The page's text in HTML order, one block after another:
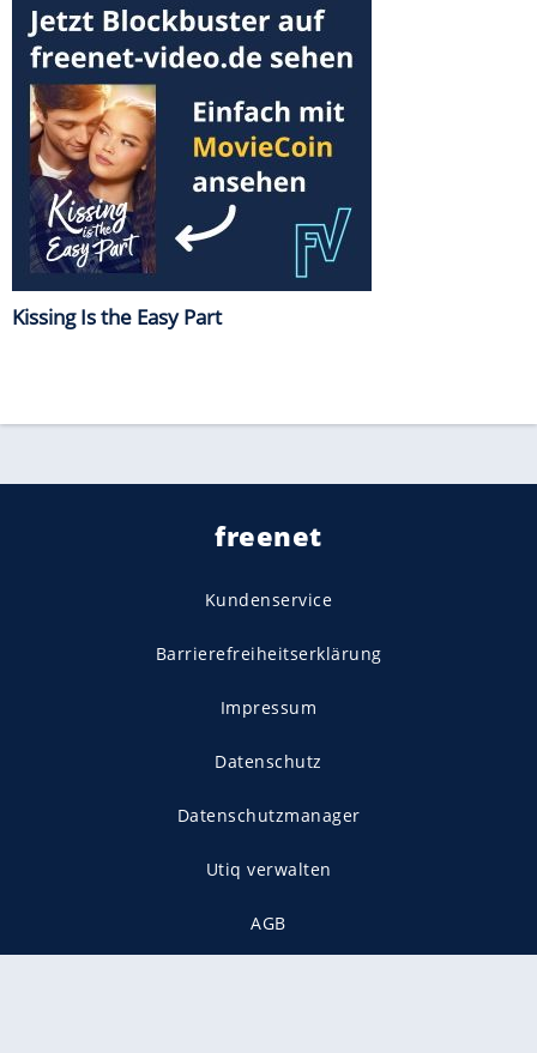
Kissing Is the Easy Part
freenet
Kundenservice
Barrierefreiheitserklärung
Impressum
Datenschutz
Datenschutzmanager
Utiq verwalten
AGB